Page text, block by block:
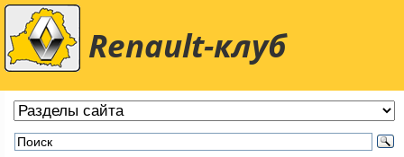
Renault-клуб